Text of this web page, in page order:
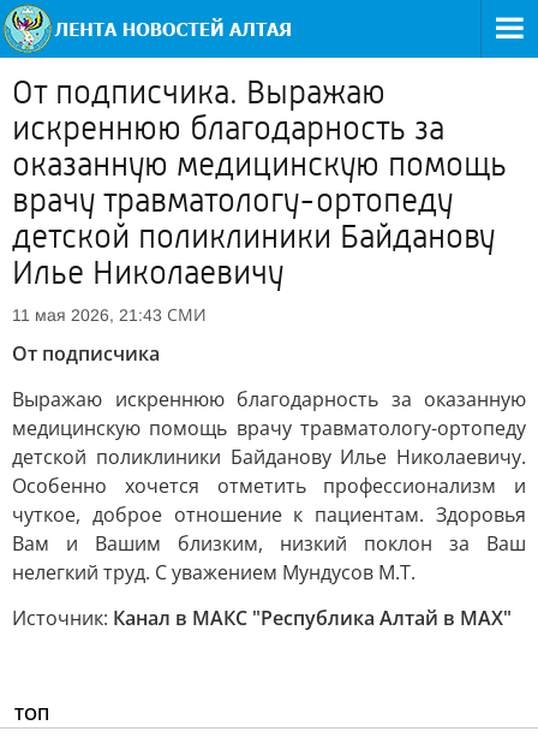
От подписчика. Выражаю
искреннюю благодарность за
оказанную медицинскую помощь
врачу травматологу-ортопеду
детской поликлиники Байданову
Илье Николаевичу
11 мая 2026, 21:43 СМИ
От подписчика
Выражаю искреннюю благодарность за оказанную
медицинскую помощь врачу травматологу-ортопеду
детской поликлиники Байданову Илье Николаевичу.
Особенно хочется отметить профессионализм и
чуткое, доброе отношение к пациентам. Здоровья
Вам и Вашим близким, низкий поклон за Ваш
нелегкий труд. С уважением Мундусов М.Т.
Источник: Канал в МАКС "Республика Алтай в МАХ"
ТОП